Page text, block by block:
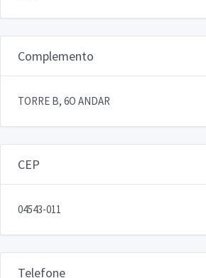
Complemento
TORRE B, 6O ANDAR
CEP
04543-011
Telefone